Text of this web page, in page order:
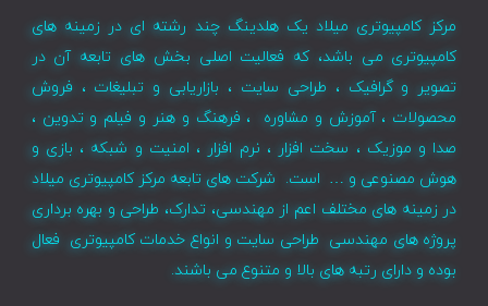
مرکز کامپیوتری میلاد یک هلدینگ چند رشته ای در زمینه های
کامپیوتری می باشد، که فعالیت اصلی بخش های تابعه آن در
تصویر و گرافیک ، طراحی سایت ، بازاریابی و تبلیغات ، فروش
محصولات ، آموزش و مشاوره ، فرهنگ و هنر و فیلم و تدوین ،
صدا و موزیک ، سخت افزار ، نرم افزار ، امنیت و شبکه ، بازی و
هوش مصنوعی و … است. شرکت های تابعه مرکز کامپیوتری میلاد
در زمینه های مختلف اعم از مهندسی، تدارک، طراحی و بهره برداری
پروژه های مهندسی طراحی سایت و انواع خدمات کامپیوتری فعال
بوده و دارای رتبه های بالا و متنوع می باشند.